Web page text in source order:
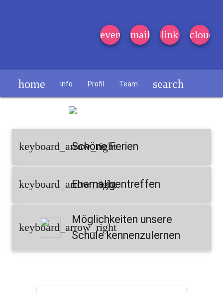
event_note
mail link cloud
home Info Profil Team search
keyboard_arrow_right
Schöne Ferien
keyboard_arrow_rightEhemaligentreffen
keyboard_arrow_right
Möglichkeiten unsere
Schule kennenzulernen